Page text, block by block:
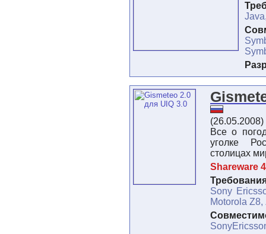
(26.05.2008)
Все о
уголке
столицах
Shareware
Sony
Motorola Z8,